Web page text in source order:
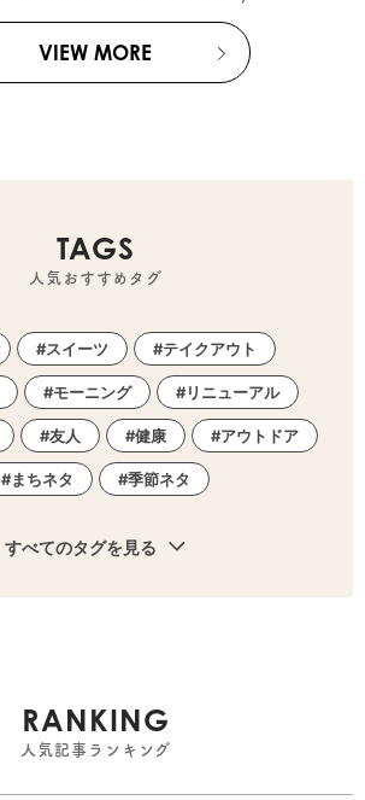
VIEW MORE
TAGS
人気おすすめタグ
スイーツ テイクアウト
モーニング リニューアル
友人 健康 アウトドア
まちネタ 季節ネタ
すべてのタグを見る
RANKING
人気記事ランキング